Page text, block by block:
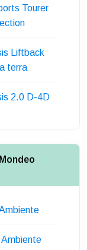
Tourer
Liftback
terra
2.0 D-4D